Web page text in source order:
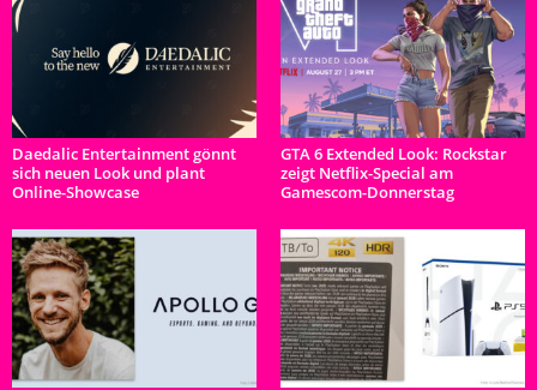
Daedalic Entertainment gönnt
sich neuen Look und plant
Online-Showcase
GTA 6 Extended Look: Rockstar
zeigt Netflix-Special am
Gamescom-Donnerstag